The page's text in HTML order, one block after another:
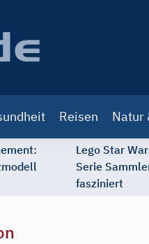
Reisen Natur
Lego Star
Serie
fasziniert